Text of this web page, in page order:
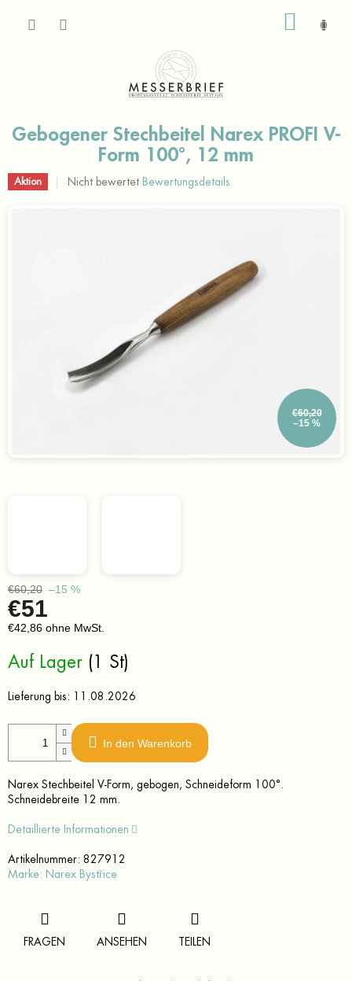
Gebogener Stechbeitel Narex PROFI V-
Form 100°, 12 mm
Aktion
Die
Nicht bewertet Bewertungsdetails
€60,20
–15 %
€60,20 –15 %
€51
€42,86 ohne MwSt.
Auf Lager (1 St)
Lieferung bis: 11.08.2026
In den Warenkorb
Narex Stechbeitel V-Form, gebogen, Schneideform 100°.
Schneidebreite 12 mm.
Detaillierte Informationen
Artikelnummer: 827912
Marke: Narex Bystřice
FRAGEN ANSEHEN TEILEN